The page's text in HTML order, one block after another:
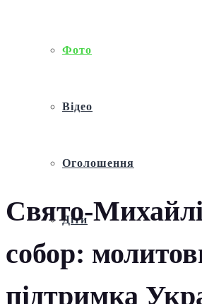
Фото
Відео
Оголошення
Діти
Свято-
собор:
підтримка